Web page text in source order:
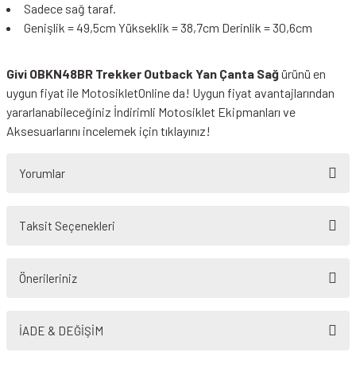
Sadece sağ taraf.
Genişlik = 49,5cm Yükseklik = 38,7cm Derinlik = 30,6cm
Givi OBKN48BR Trekker Outback Yan Çanta Sağ ürünü en
uygun fiyat ile MotosikletOnline da! Uygun fiyat avantajlarından
yararlanabileceğiniz İndirimli Motosiklet Ekipmanları ve
Aksesuarlarını incelemek için tıklayınız!
Yorumlar
Taksit Seçenekleri
Önerileriniz
yetersiz gördüğünüz noktaları öneri formunu kullanarak tarafımıza
İADE & DEĞİŞİM